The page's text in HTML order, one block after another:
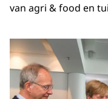
van agri & food en